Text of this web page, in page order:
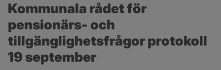
Kommunala rådet för
pensionärs- och
tillgänglighetsfrågor protokoll
19 september